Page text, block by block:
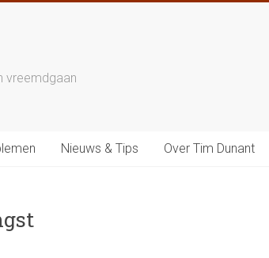
vreemdgaan
Nieuws & Tips Over Tim Dunant